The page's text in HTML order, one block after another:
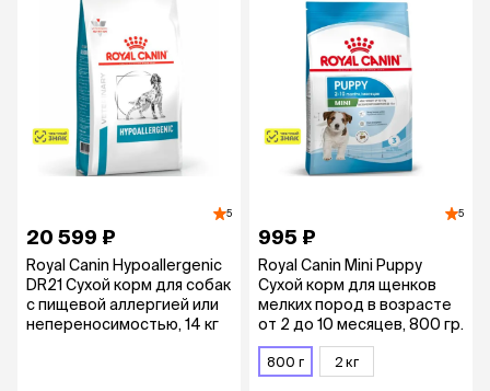
5
20 599 ₽
Royal Canin Hypoallergenic
DR21 Сухой корм для собак
с пищевой аллергией или
непереносимостью, 14 кг
5
995 ₽
Royal Canin Mini Puppy
Сухой корм для щенков
мелких пород в возрасте
от 2 до 10 месяцев, 800 гр.
800 г 2 кг